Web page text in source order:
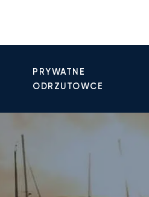
PRYWATNE
ODRZUTOWCE